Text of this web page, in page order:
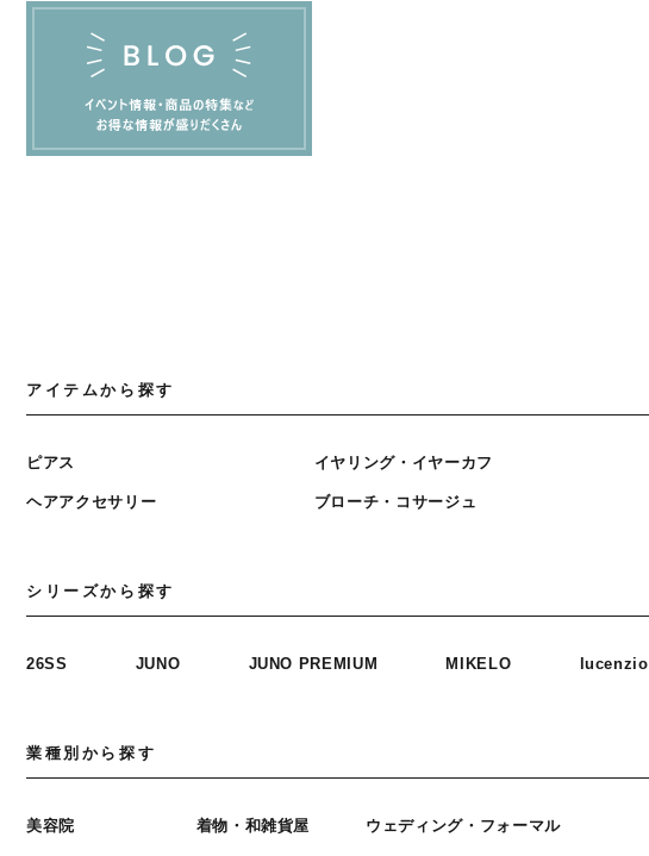
アイテムから探す
ピアス
ヘアアクセサリー
イヤリング・イヤーカフ
ブローチ・コサージュ
シリーズから探す
26SS JUNO JUNO PREMIUM MIKELO lucenzio
業種別から探す
美容院 着物・和雑貨屋 ウェディング・フォーマル